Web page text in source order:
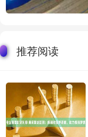
推荐阅读